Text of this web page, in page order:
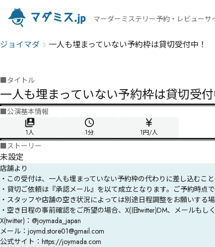
マーダーミステリー予約・レビューサ
ジョイマダ 一人も埋まっていない予約枠は貸切受付中！
■タイトル
一人も埋まっていない予約枠は貸切受付
■公演基本情報
1人 1分 1円/人
■ストーリー
未設定
店舗より
・この受付は、一人も埋まっていない予約枠の代わりに差し込むこ
・貸切ご依頼は『承認メール』を以て成立となります。ご予約時点
・スタッフや店舗の空き状況によっては別途日程調整をお願いする場
・空き日程の事前確認をご所望の場合、X(旧twitter)DM、メールもし
X(twitter)：@joymada_japan
メール：joymd.store01@gmail.com
公式サイト：https://joymada.com